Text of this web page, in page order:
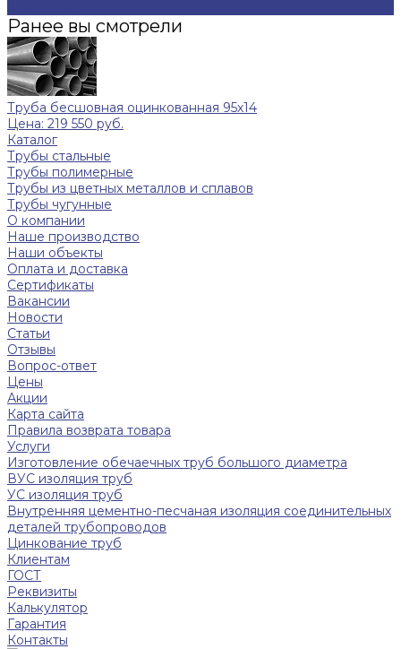
Ранее вы смотрели
Труба бесшовная оцинкованная 95х14
Цена: 219 550 руб.
Каталог
Трубы стальные
Трубы полимерные
Трубы из цветных металлов и сплавов
Трубы чугунные
О компании
Наше производство
Наши объекты
Оплата и доставка
Сертификаты
Вакансии
Новости
Статьи
Отзывы
Вопрос-ответ
Цены
Акции
Карта сайта
Правила возврата товара
Услуги
Изготовление обечаечных труб большого диаметра
ВУС изоляция труб
УС изоляция труб
Внутренняя цементно-песчаная изоляция соединительных
деталей трубопроводов
Цинкование труб
Клиентам
ГОСТ
Реквизиты
Калькулятор
Гарантия
Контакты